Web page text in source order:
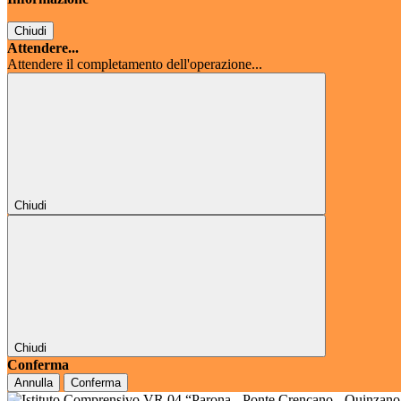
Chiudi
Attendere...
Attendere il completamento dell'operazione...
Chiudi
Chiudi
Conferma
Annulla Conferma